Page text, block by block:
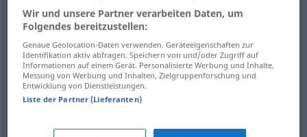
efter,följa(jemandemnågon) nachgehen
efter nachgehen Uhr
undersöka nachgehenuntersuchen
Wir und unsere Partner verarbeiten Daten, um
Folgendes bereitzustellen:
Genaue Geolocation-Daten verwenden. Geräteeigenschaften zur
Identifikation aktiv abfragen. Speichern von und/oder Zugriff auf
Informationen auf einem Gerät. Personalisierte Werbung und Inhalte,
Messung von Werbung und Inhalten, Zielgruppenforschung und
Entwicklung von Dienstleistungen.
Liste der Partner (Lieferanten)